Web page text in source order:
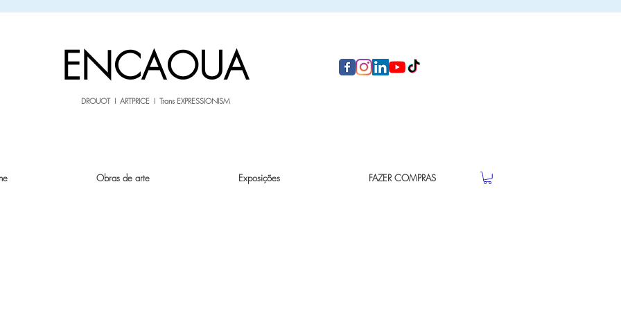
ENCAOUA
DROUOT I ARTPRICE I Trans EXPRESSIONISM
Obras de arte Exposições FAZER COMPRAS